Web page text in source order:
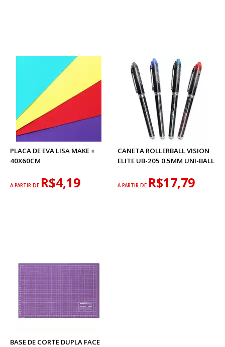
PLACA DE EVA LISA MAKE +
40X60CM
A PARTIR DE R$4,19
CANETA ROLLERBALL VISION
ELITE UB-205 0.5MM UNI-BALL
A PARTIR DE R$17,79
BASE DE CORTE DUPLA FACE